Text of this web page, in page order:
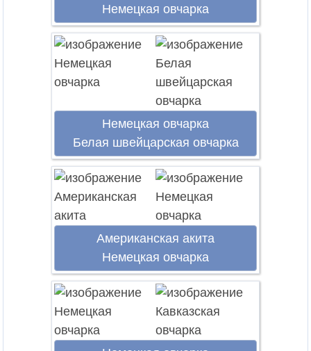
Немецкая овчарка
Немецкая овчарка
Белая швейцарская овчарка
Американская акита
Немецкая овчарка